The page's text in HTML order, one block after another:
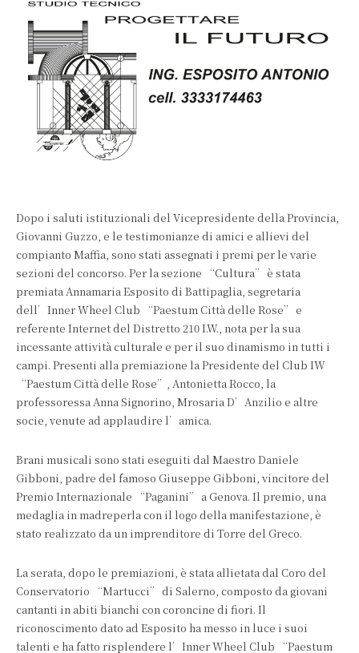
Dopo i saluti istituzionali del Vicepresidente della Provincia,
Giovanni Guzzo, e le testimonianze di amici e allievi del
compianto Maffia, sono stati assegnati i premi per le varie
sezioni del concorso. Per la sezione “Cultura” è stata
premiata Annamaria Esposito di Battipaglia, segretaria
dell’Inner Wheel Club “Paestum Città delle Rose” e
referente Internet del Distretto 210 I.W., nota per la sua
incessante attività culturale e per il suo dinamismo in tutti i
campi. Presenti alla premiazione la Presidente del Club IW
“Paestum Città delle Rose”, Antonietta Rocco, la
professoressa Anna Signorino, Mrosaria D’Anzilio e altre
socie, venute ad applaudire l’amica.
Brani musicali sono stati eseguiti dal Maestro Daniele
Gibboni, padre del famoso Giuseppe Gibboni, vincitore del
Premio Internazionale “Paganini” a Genova. Il premio, una
medaglia in madreperla con il logo della manifestazione, è
stato realizzato da un imprenditore di Torre del Greco.
La serata, dopo le premiazioni, è stata allietata dal Coro del
Conservatorio “Martucci” di Salerno, composto da giovani
cantanti in abiti bianchi con coroncine di fiori. Il
riconoscimento dato ad Esposito ha messo in luce i suoi
talenti e ha fatto risplendere l’Inner Wheel Club “Paestum